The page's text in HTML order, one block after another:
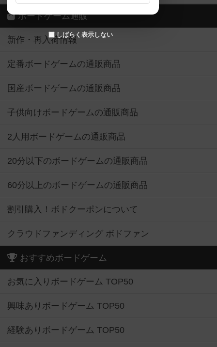
しばらく表示しない
ボードゲーム通販
新作・再入荷情報
定番ボードゲームの通販商品
国産ボードゲームの通販商品
子供向けボードゲームの通販商品
2人用ボードゲームの通販商品
20分以下のボードゲームの通販商品
60分以上のボードゲームの通販商品
割引購入！ボドクーポンについて
クラウドファンディング ボドファン
おすすめボードゲーム
お気に入りボードゲーム TOP50
興味ありボードゲーム TOP50
経験ありボードゲーム TOP50